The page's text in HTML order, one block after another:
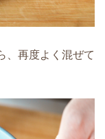
再度よく混ぜて